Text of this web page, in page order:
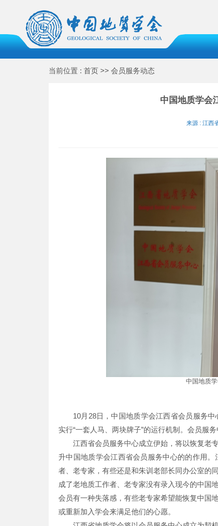
当前位置 : 首页 >> 会员服务动态
中国地质学会
来源 : 江
中国地质
10月28日，中国地质学会江西省会员服务
实行“一套人马、两块牌子”的运行机制。会员服
江西省会员服务中心成立伊始，将以恢复老
升中国地质学会江西省会员服务中心的的作用
者、老专家，有些还是和朱训老部长同办公室的
成了老地质工作者、老专家没有录入现今的中国
会员有一种失落感，有些老专家希望能恢复中国
或重新加入学会来满足他们的心愿。